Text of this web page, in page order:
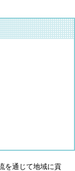
を通じて地域に貢